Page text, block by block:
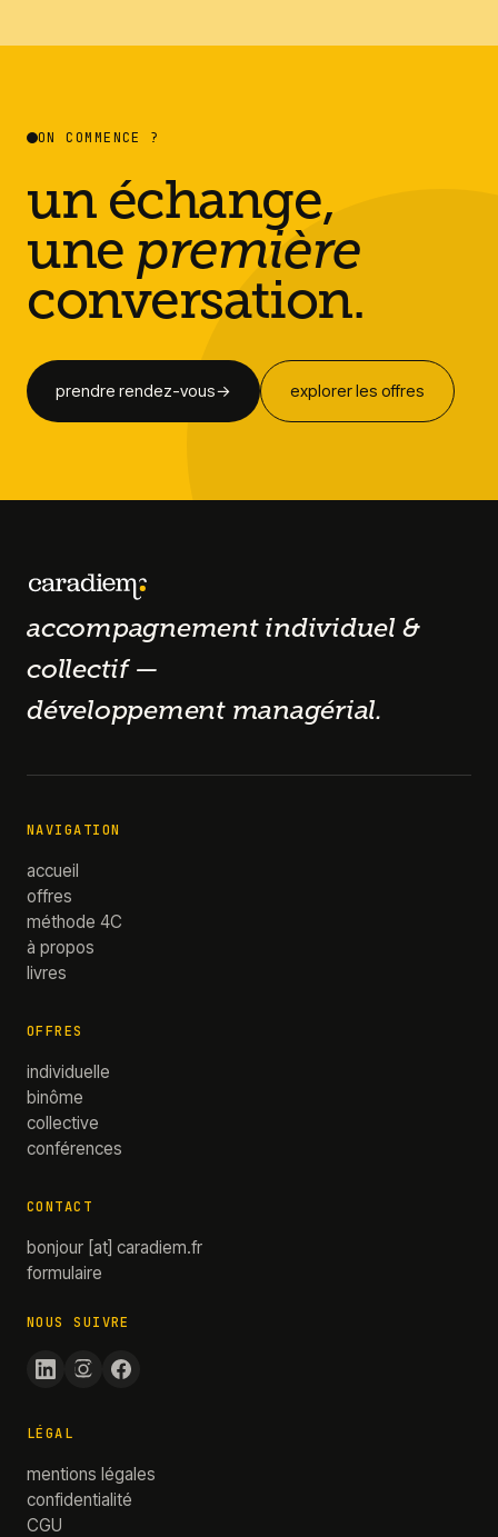
ON COMMENCE ?
un échange,
une première
conversation.
prendre rendez-vous→ explorer les offres
accompagnement individuel &
collectif —
développement managérial.
NAVIGATION
accueil
offres
méthode 4C
à propos
livres
OFFRES
individuelle
binôme
collective
conférences
CONTACT
bonjour [at] caradiem.fr
formulaire
NOUS SUIVRE
LÉGAL
mentions légales
confidentialité
CGU